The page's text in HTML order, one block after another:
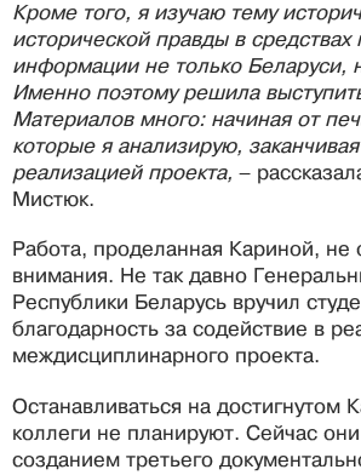
Кроме того, я изучаю тему
исторической правды в средствах
информации не только Беларуси,
Именно поэтому решила
Материалов много: начиная от
которые я анализирую,
реализацией проекта, –
Мистюк.
Работа, проделанная Кариной, не
внимания. Не так давно
Республики Беларусь вручил
благодарность за содействие в
междисциплинарного проекта.
Останавливаться на достигнутом
коллеги не планируют. Сейчас
созданием третьего